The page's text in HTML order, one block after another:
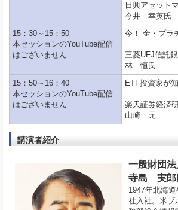
日興アセット
今井 幸英氏
15：30～15：50
本セッションのYouTube配信
はございません
今！ 金・プラ
三菱UFJ信託
林 恒氏
15：50～16：40
本セッションのYouTube配信
はございません
ETF投資家が
楽天証券経済
山崎 元
講演者紹介
一般財団
寺島 実郎
1947年北海
社入社。米ブ